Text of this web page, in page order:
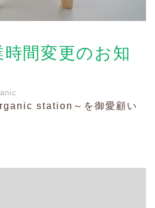
間変更のお知
station～を御愛顧い